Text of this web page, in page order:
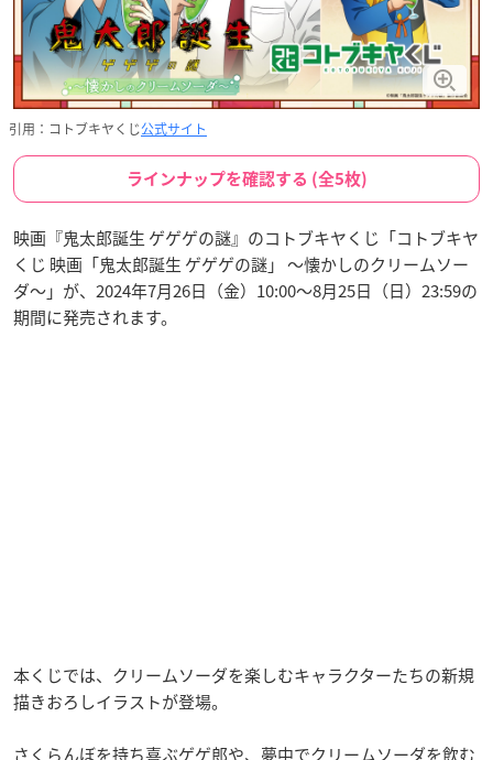
引用：コトブキヤくじ公式サイト
ラインナップを確認する (全5枚)
映画『鬼太郎誕生 ゲゲゲの謎』のコトブキヤくじ「コトブキヤ
くじ 映画「鬼太郎誕生 ゲゲゲの謎」 ～懐かしのクリームソー
ダ～」が、2024年7月26日（金）10:00～8月25日（日）23:59の
期間に発売されます。
本くじでは、クリームソーダを楽しむキャラクターたちの新規
描きおろしイラストが登場。
さくらんぼを持ち喜ぶゲゲ郎や、夢中でクリームソーダを飲む